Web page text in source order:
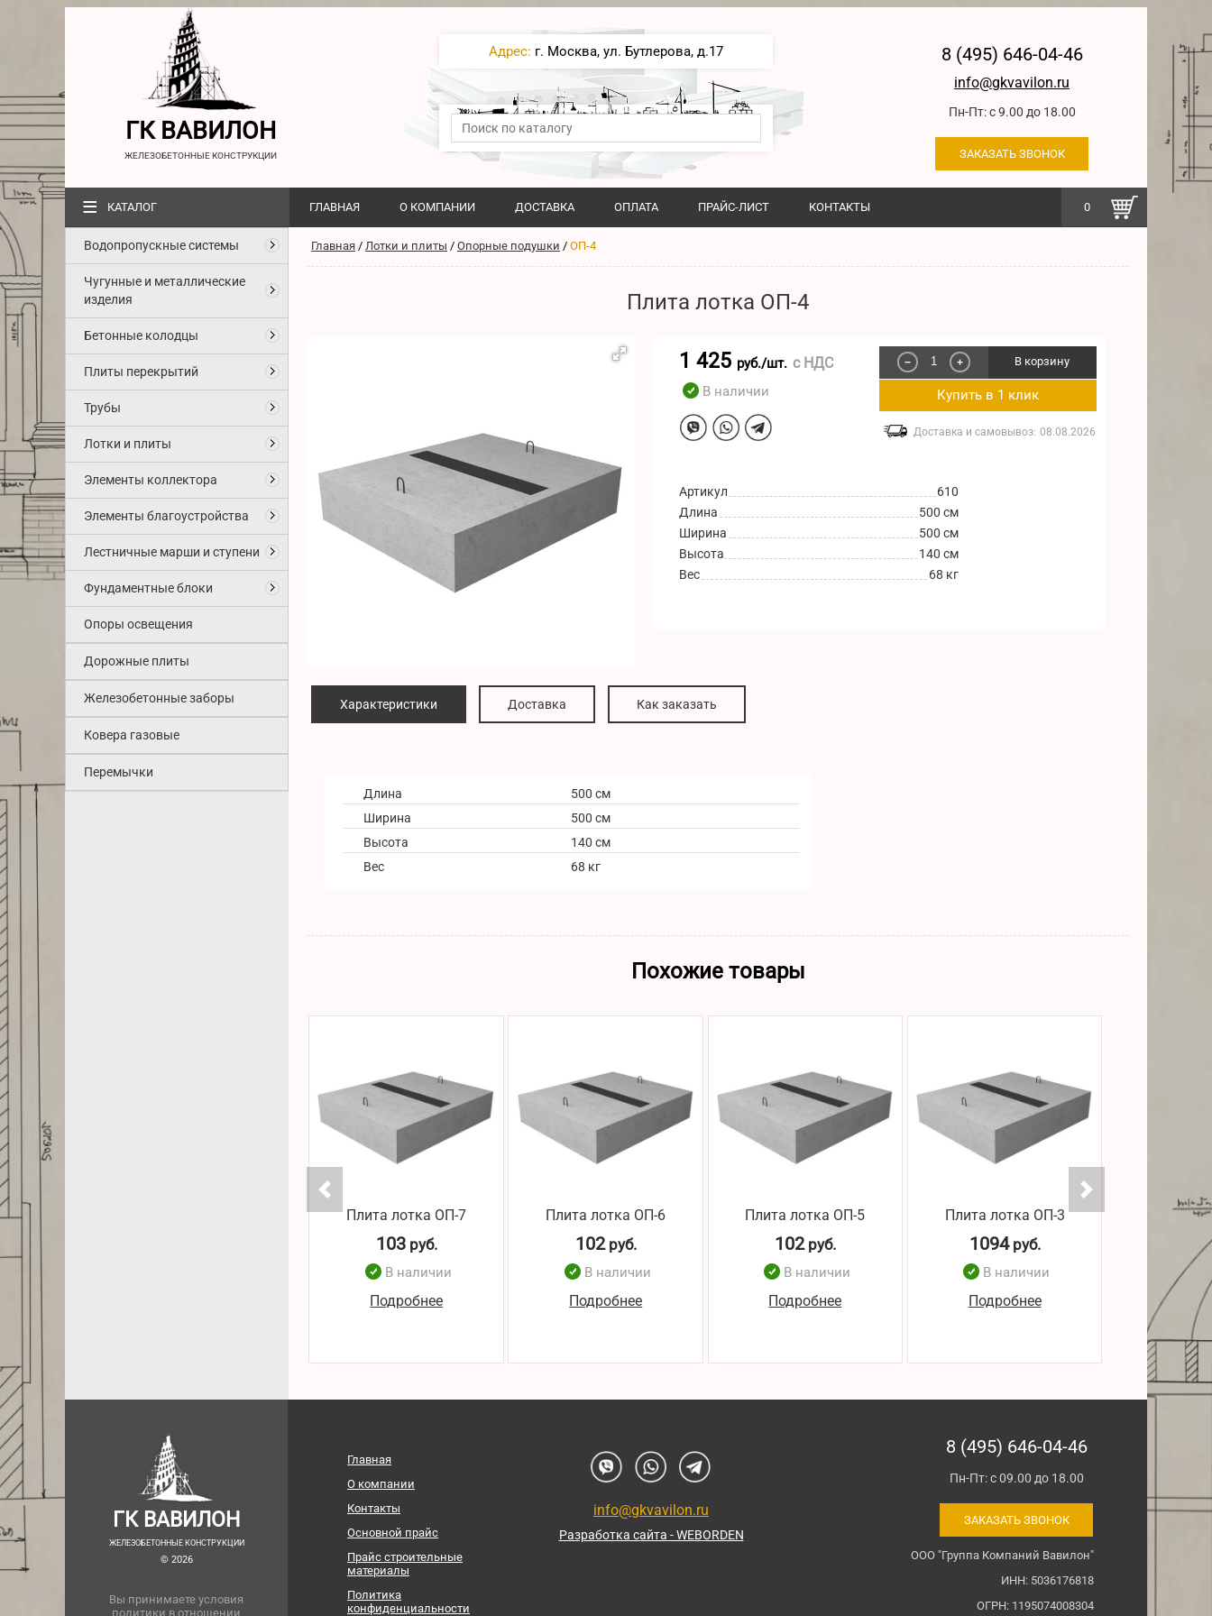
ГК ВАВИЛОН
ЖЕЛЕЗОБЕТОННЫЕ КОНСТРУКЦИИ
Адрес: г. Москва, ул. Бутлерова, д.17 8 (495) 646-04-46
info@gkvavilon.ru
Пн-Пт: с 9.00 до 18.00
ЗАКАЗАТЬ ЗВОНОК
0
≡ КАТАЛОГ ГЛАВНАЯ О КОМПАНИИ ДОСТАВКА ОПЛАТА ПРАЙС-ЛИСТ КОНТАКТЫ
Водопропускные системы
Чугунные и металлические
изделия
Бетонные колодцы
Плиты перекрытий
Трубы
Лотки и плиты
Элементы коллектора
Элементы благоустройства
Лестничные марши и ступени
Фундаментные блоки
Опоры освещения
Дорожные плиты
Железобетонные заборы
Ковера газовые
Перемычки
Главная / Лотки и плиты / Опорные подушки / ОП-4
Плита лотка ОП-4
1 425 руб./шт. с НДС
В наличии
− + В корзину
Купить в 1 клик
Доставка и самовывоз: 08.08.2026
Артикул
610
Длина
500 см
Ширина
500 см
Высота
140 см
Вес
68 кг
Характеристики Доставка Как заказать
Длина
500 см
Ширина
500 см
Высота
140 см
Вес
68 кг
Похожие товары
Плита лотка ОП-7
103руб.
В наличии
Подробнее
Плита лотка ОП-6
102руб.
В наличии
Подробнее
Плита лотка ОП-5
102руб.
В наличии
Подробнее
Плита лотка ОП-3
1094руб.
В наличии
Подробнее
Плита
489
В
ГК ВАВИЛОН
ЖЕЛЕЗОБЕТОННЫЕ КОНСТРУКЦИИ
© 2026
Вы принимаете условия
политики в отношении
Главная
О компании
Контакты
Основной прайс
Прайс строительные
материалы
Политика
конфиденциальности
info@gkvavilon.ru
Разработка сайта - WEBORDEN
8 (495) 646-04-46
Пн-Пт: с 09.00 до 18.00
ЗАКАЗАТЬ ЗВОНОК
ООО "Группа Компаний Вавилон"
ИНН: 5036176818
ОГРН: 1195074008304